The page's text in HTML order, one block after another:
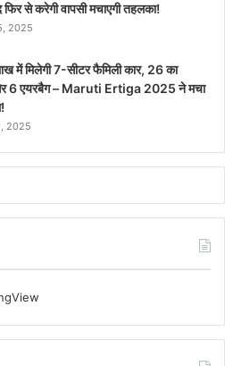
से करेगी वापसी मचाएगी तहलका!
2025
में मिलेगी 7-सीटर फैमिली कार, 26 का
6 एयरबैग – Maruti Ertiga 2025 ने मचा
2025